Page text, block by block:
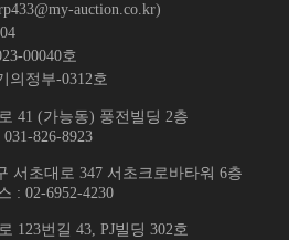
auction.co.kr)
00040호
의정부-0312호
41 (가능동) 풍전빌딩 2층
826-8923
서초대로 347 서초크로바타워 6층
: 02-6952-4230
123번길 43, PJ빌딩 302호